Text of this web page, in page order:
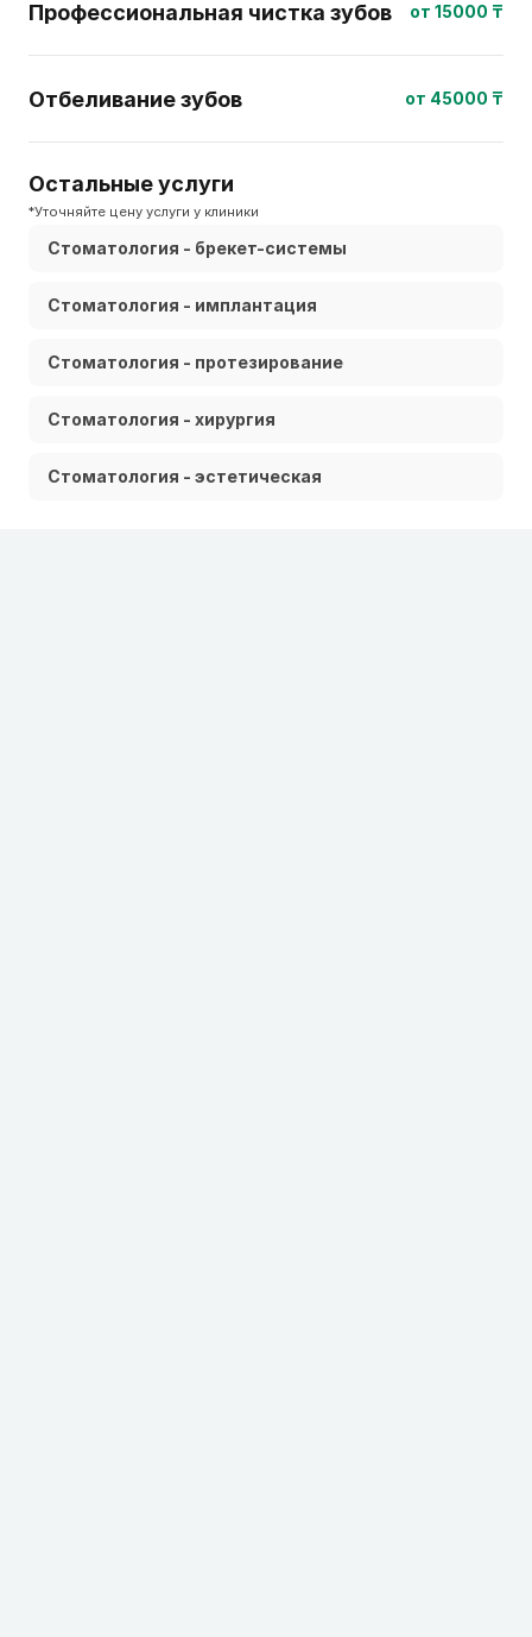
Профессиональная чистка зубов от 15000 ₸
Отбеливание зубов от 45000 ₸
Остальные услуги
*Уточняйте цену услуги у клиники
Стоматология - брекет-системы
Стоматология - имплантация
Стоматология - протезирование
Стоматология - хирургия
Стоматология - эстетическая